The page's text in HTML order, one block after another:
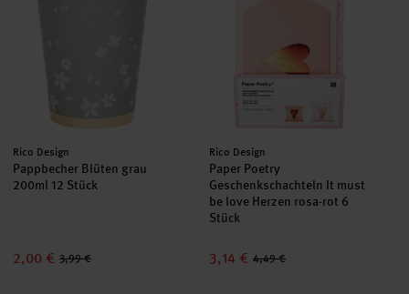
Hersteller:
Rico Design
Pappbecher Blüten grau
200ml 12 Stück
2,00 € 3,99 €
Hersteller:
Rico Design
Paper Poetry
Geschenkschachteln It must
be love Herzen rosa-rot 6
Stück
3,14 € 4,49 €